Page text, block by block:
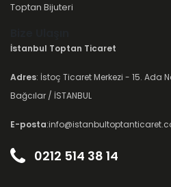
Toptan Bijuteri
İstanbul Toptan Ticaret
Adres: İstoç Ticaret Merkezi - 15. Ada
Bağcılar / İSTANBUL
E-posta
0212 514 38 14